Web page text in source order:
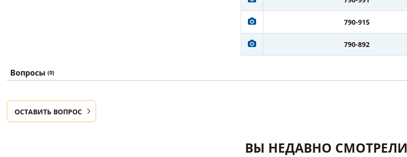
790-915
790-892
Вопросы (0)
ОСТАВИТЬ ВОПРОС
ВЫ НЕДАВНО СМОТРЕЛИ